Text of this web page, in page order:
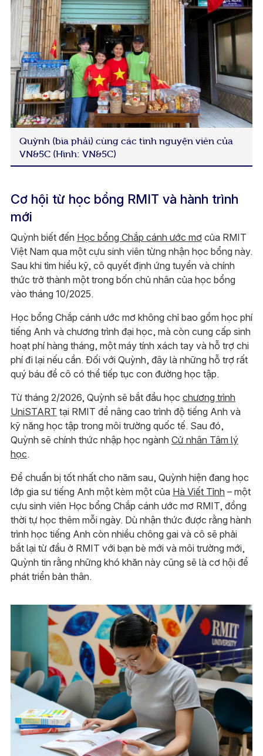
Quỳnh (bìa phải) cùng các tình nguyện viên của
VN&5C (Hình: VN&5C)
Cơ hội từ học bổng RMIT và hành trình
mới
Quỳnh biết đến Học bổng Chắp cánh ước mơ của RMIT
Việt Nam qua một cựu sinh viên từng nhận học bổng này.
Sau khi tìm hiểu kỹ, cô quyết định ứng tuyển và chính
thức trở thành một trong bốn chủ nhân của học bổng
vào tháng 10/2025.
Học bổng Chắp cánh ước mơ không chỉ bao gồm học phí
tiếng Anh và chương trình đại học, mà còn cung cấp sinh
hoạt phí hàng tháng, một máy tính xách tay và hỗ trợ chi
phí đi lại nếu cần. Đối với Quỳnh, đây là những hỗ trợ rất
quý báu để cô có thể tiếp tục con đường học tập.
Từ tháng 2/2026, Quỳnh sẽ bắt đầu học chương trình
UniSTART tại RMIT để nâng cao trình độ tiếng Anh và
kỹ năng học tập trong môi trường quốc tế. Sau đó,
Quỳnh sẽ chính thức nhập học ngành Cử nhân Tâm lý
học.
Để chuẩn bị tốt nhất cho năm sau, Quỳnh hiện đang học
lớp gia sư tiếng Anh một kèm một của Hà Viết Tỉnh – một
cựu sinh viên Học bổng Chắp cánh ước mơ RMIT, đồng
thời tự học thêm mỗi ngày. Dù nhận thức được rằng hành
trình học tiếng Anh còn nhiều chông gai và cô sẽ phải
bắt lại từ đầu ở RMIT với bạn bè mới và môi trường mới,
Quỳnh tin rằng những khó khăn này cũng sẽ là cơ hội để
phát triển bản thân.